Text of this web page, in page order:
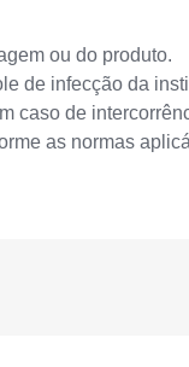
ou do produto.
de infecção da
caso de
as normas